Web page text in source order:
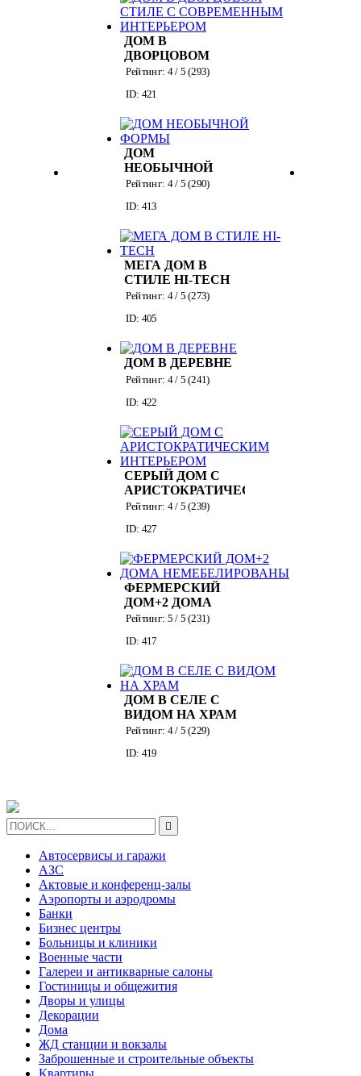
ДОМ В
ДВОРЦОВОМ
СТИЛЕ С
ИНТЕРЬЕРОМ
Рейтинг: 4/ 5 (293)
ID: 421
ДОМ
НЕОБЫЧНОЙ
ФОРМЫ
Рейтинг: 4/ 5 (290)
ID: 413
МЕГА ДОМ В
СТИЛЕ HI-TECH
Рейтинг: 4/ 5 (273)
ID: 405
ДОМ В ДЕРЕВНЕ
Рейтинг: 4/ 5 (241)
ID: 422
СЕРЫЙ ДОМ С
АРИСТОКРАТИЧЕСКИМ
ИНТЕРЬЕРОМ
Рейтинг: 4/ 5 (239)
ID: 427
ФЕРМЕРСКИЙ
ДОМ+2 ДОМА
НЕМЕБЕЛИРОВАНЫ
Рейтинг: 5/ 5 (231)
ID: 417
ДОМ В СЕЛЕ С
ВИДОМ НА ХРАМ
Рейтинг: 4/ 5 (229)
ID: 419

Автосервисы и гаражи
АЗС
Актовые и конференц-залы
Аэропорты и аэродромы
Банки
Бизнес центры
Больницы и клиники
Военные части
Галереи и антикварные салоны
Гостиницы и общежития
Дворы и улицы
Декорации
Дома
ЖД станции и вокзалы
Заброшенные и строительные объекты
Квартиры